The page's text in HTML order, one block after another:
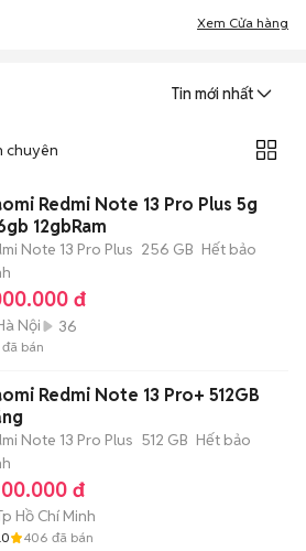
Toàn quốc từ người dùng cá nhân thanh
chế mua bán hẹn gặp mặt giúp bạn
định.
trình trao đổi trực tiếp, không qua các
rườm rà, tiền trao cháo múc ngay khi
Xem Cửa hàng
Tin mới nhất
chuyên
Redmi Note 13 Pro Plus 5g
12gbRam
Note 13 Pro Plus 256 GB Hết bảo
đ
Nội 36
đã bán
Redmi Note 13 Pro+ 512GB
Note 13 Pro Plus 512 GB Hết bảo
đ
Hồ Chí Minh
406 đã bán